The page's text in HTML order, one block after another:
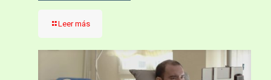
Leer más